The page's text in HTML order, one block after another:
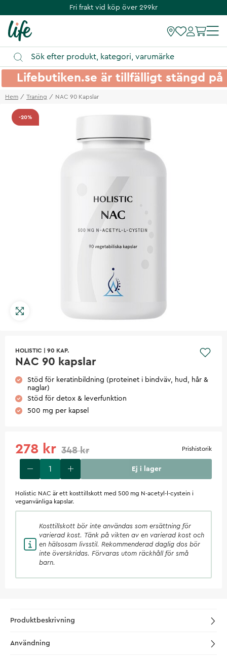
Fri frakt vid köp över 299kr
Lifebutiken.se är tillfälligt stängd
Hem Traning NAC 90 Kapslar
-20%
HOLISTIC 90 KAP.
NAC 90 kapslar
Stöd för keratinbildning (proteinet i bindväv, hud, hår &
naglar)
Stöd för detox & leverfunktion
500 mg per kapsel
278 kr 348 kr Prishistorik
Ej i lager
Holistic NAC är ett kosttillskott med 500 mg N-acetyl-l-cystein i
veganvänliga kapslar.
Kosttillskott bör inte användas som ersättning för
varierad kost. Tänk på vikten av en varierad kost och
en hälsosam livsstil. Rekommenderad daglig dos bör
inte överskridas. Förvaras utom räckhåll för små
barn.
Produktbeskrivning
Användning